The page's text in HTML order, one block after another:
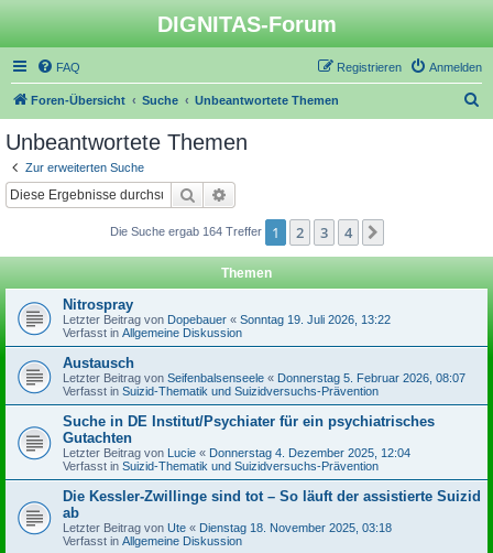
DIGNITAS-Forum
FAQ Anmelden
Registrieren
Foren-Übersicht Suche Unbeantwortete Themen
Unbeantwortete Themen
Zur erweiterten Suche
Suche
Die Suche ergab 164 Treffer 1 2 3 4
Themen
Nitrospray
Letzter Beitrag von Dopebauer « Sonntag 19. Juli 2026, 13:22
Verfasst in Allgemeine Diskussion
Austausch
Letzter Beitrag von Seifenbalsenseele « Donnerstag 5. Februar 2026, 08:07
Verfasst in Suizid-Thematik und Suizidversuchs-Prävention
Suche in DE Institut/Psychiater für ein psychiatrisches
Gutachten
Letzter Beitrag von Lucie « Donnerstag 4. Dezember 2025, 12:04
Verfasst in Suizid-Thematik und Suizidversuchs-Prävention
Die Kessler-Zwillinge sind tot – So läuft der assistierte Suizid
ab
Letzter Beitrag von Ute « Dienstag 18. November 2025, 03:18
Verfasst in Allgemeine Diskussion